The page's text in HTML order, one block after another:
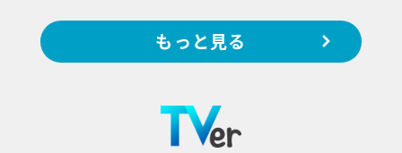
もっと見る